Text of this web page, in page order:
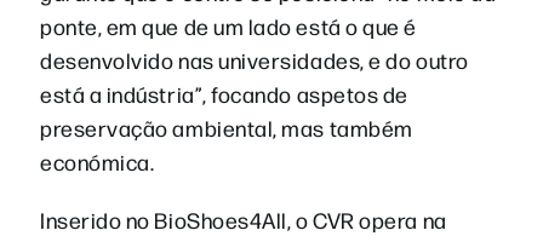
ponte, em que de um lado está o que é
desenvolvido nas universidades, e do outro
está a indústria”, focando aspetos de
preservação ambiental, mas também
económica.
Inserido no BioShoes4All, o CVR opera na